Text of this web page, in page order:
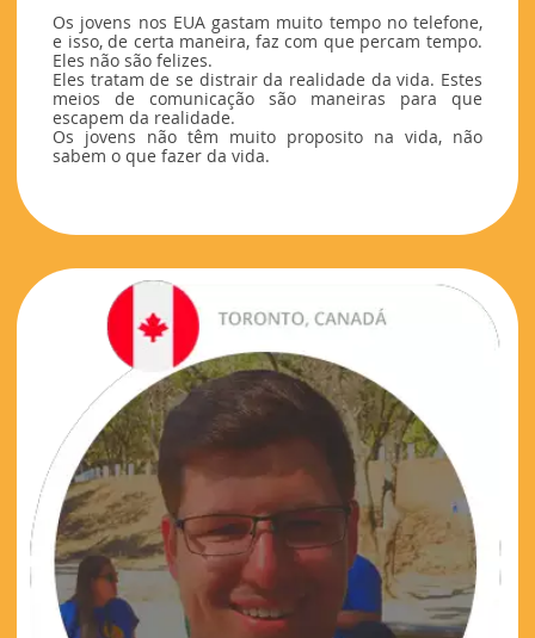
Os jovens nos EUA gastam muito tempo no telefone,
e isso, de certa maneira, faz com que percam tempo.
Eles não são felizes.
Eles tratam de se distrair da realidade da vida. Estes
meios de comunicação são maneiras para que
escapem da realidade.
Os jovens não têm muito proposito na vida, não
sabem o que fazer da vida.